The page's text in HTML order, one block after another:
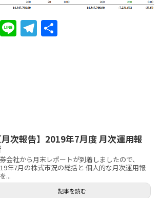
W
h
Li
n
T
el
月次報告】2019年7月度 月次運用報
会社から月末レポートが到着しましたので、
年7月の株式市況の総括と 個人的な月次運用報
...
記事を読む